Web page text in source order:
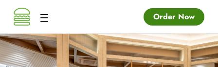
Order Now